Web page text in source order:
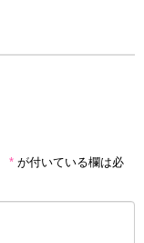
* が付いている欄は必